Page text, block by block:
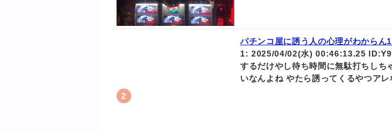
パチンコ屋に誘う人の心理がわからん
1: 2025/04/02(水) 00:46:13.25
するだけやし待ち時間に無駄打ちしち
いなんよね やたら誘ってくるやつア